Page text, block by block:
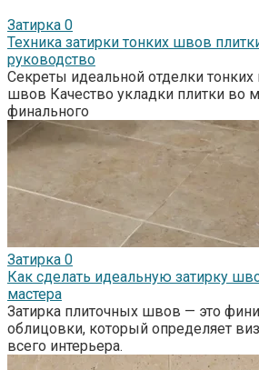
Затирка 0
Техника затирки тонких швов
руководство
Секреты идеальной отделки
швов Качество укладки плитки во
финального
Затирка 0
Как сделать идеальную затирку
мастера
Затирка плиточных швов — это
облицовки, который определяет
всего интерьера.